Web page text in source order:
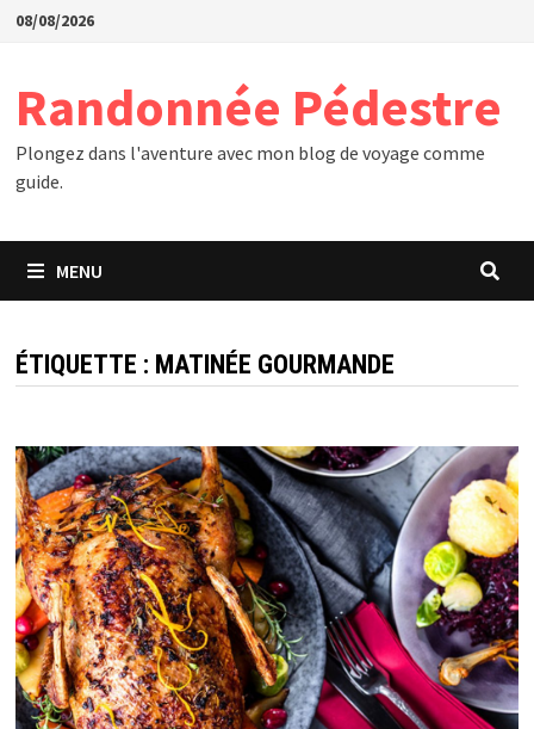
Passer
08/08/2026
Randonnée Pédestre
Plongez dans l'aventure avec mon blog de voyage comme
guide.
MENU
ÉTIQUETTE : MATINÉE GOURMANDE